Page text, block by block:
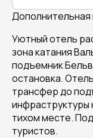
Уютный отель
зона катания
подъемник
остановка.
трансфер до
инфраструктуры
тихом месте.
туристов.